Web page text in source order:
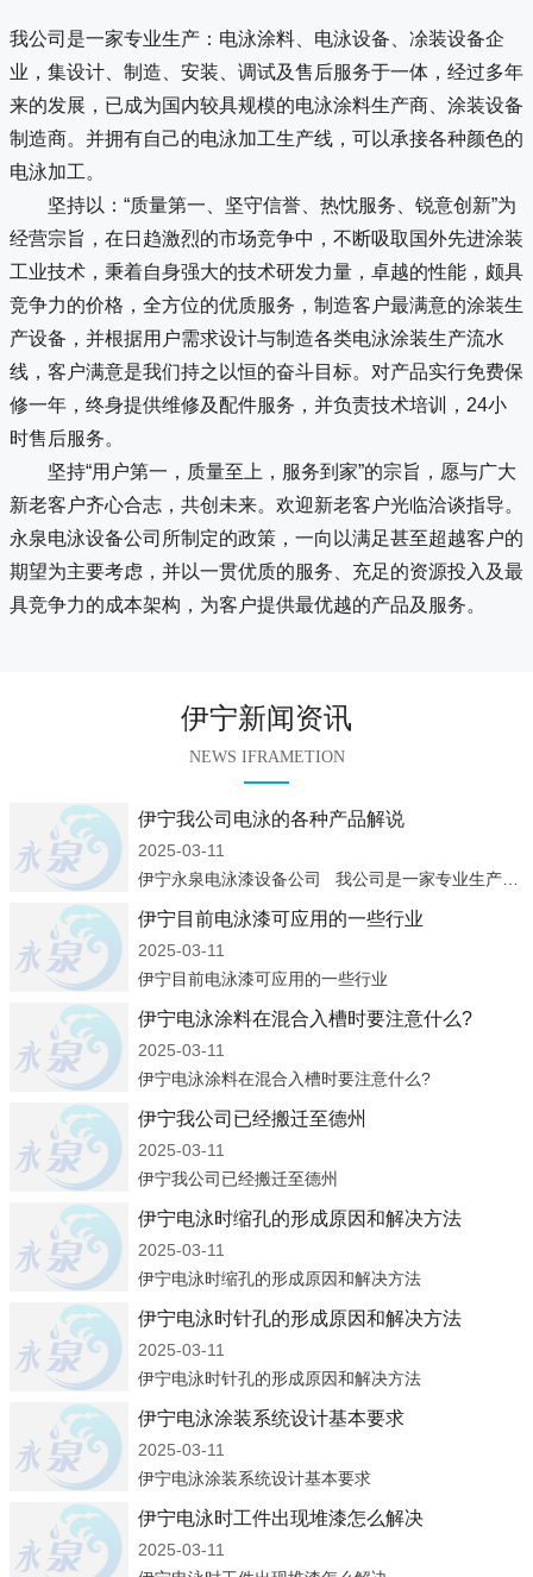
我公司是一家专业生产：电泳涂料、电泳设备、凃装设备企
业，集设计、制造、安装、调试及售后服务于一体，经过多年
来的发展，已成为国内较具规模的电泳涂料生产商、涂装设备
制造商。并拥有自己的电泳加工生产线，可以承接各种颜色的
电泳加工。
坚持以：“质量第一、坚守信誉、热忱服务、锐意创新”为
经营宗旨，在日趋激烈的市场竞争中，不断吸取国外先进涂装
工业技术，秉着自身强大的技术研发力量，卓越的性能，颇具
竞争力的价格，全方位的优质服务，制造客户最满意的涂装生
产设备，并根据用户需求设计与制造各类电泳涂装生产流水
线，客户满意是我们持之以恒的奋斗目标。对产品实行免费保
修一年，终身提供维修及配件服务，并负责技术培训，24小
时售后服务。
坚持“用户第一，质量至上，服务到家”的宗旨，愿与广大
新老客户齐心合志，共创未来。欢迎新老客户光临洽谈指导。
永泉电泳设备公司所制定的政策，一向以满足甚至超越客户的
期望为主要考虑，并以一贯优质的服务、充足的资源投入及最
具竞争力的成本架构，为客户提供最优越的产品及服务。
伊宁新闻资讯
NEWS IFRAMETION
伊宁我公司电泳的各种产品解说
2025-03-11
伊宁永泉电泳漆设备公司 我公司是一家专业生产：电泳涂料、电泳设备、凃装设备企业，集设计、制造、安装、调试及售后服务于一体，经过多年来的发展，已成为国内较具规模的电泳涂料生产商、涂装
伊宁目前电泳漆可应用的一些行业
2025-03-11
伊宁目前电泳漆可应用的一些行业
伊宁电泳涂料在混合入槽时要注意什么?
2025-03-11
伊宁电泳涂料在混合入槽时要注意什么?
伊宁我公司已经搬迁至德州
2025-03-11
伊宁我公司已经搬迁至德州
伊宁电泳时缩孔的形成原因和解决方法
2025-03-11
伊宁电泳时缩孔的形成原因和解决方法
伊宁电泳时针孔的形成原因和解决方法
2025-03-11
伊宁电泳时针孔的形成原因和解决方法
伊宁电泳涂装系统设计基本要求
2025-03-11
伊宁电泳涂装系统设计基本要求
伊宁电泳时工件出现堆漆怎么解决
2025-03-11